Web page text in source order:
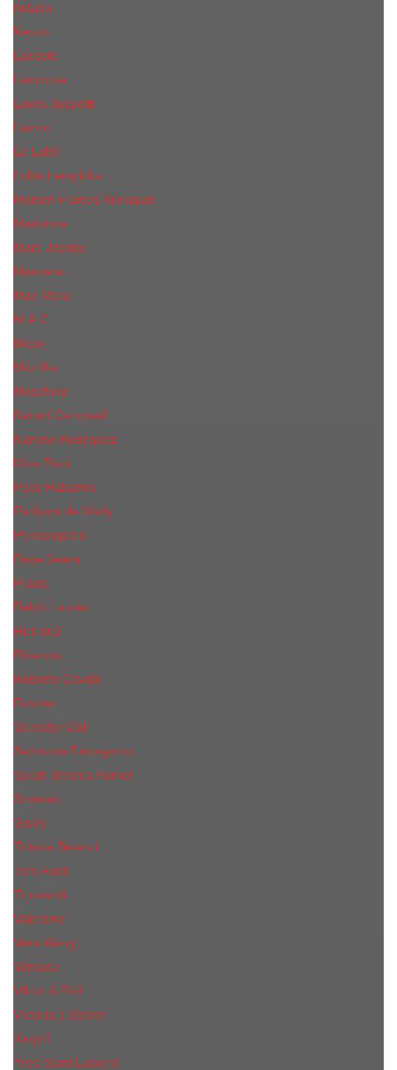
КиLian
Kenzo
Lacoste
Lancome
Laura Biagiotti
Lanvin
Lе Lab0
Lolita Lempicka
Maison Francis Kurkdjian
Madonna
Marc Jacobs
Mancera
Max Mara
M.А.C.
Mexx
Miu Miu
Mоsсhino
Naomi Campbell
Narciso Rodriguez
Nina Ricci
Paco Rabanne
Parfums de Marly
Penhaligon's
Pepe Jeans
Prada
Ralph Lauren
RicHarD
Rihanna
Roberto Cavalli
Rochas
Salvador Dali
Salvatore Ferragamo
Sarah Jessica Parker
Shiseido
Sisley
Tiziana Terenzi
Tom Ford
Trussardi
Valentino
Vera Wang
Versace
Viktor & Rolf
Victoria s Secret
Xerjoff
Yves Saint Laurent